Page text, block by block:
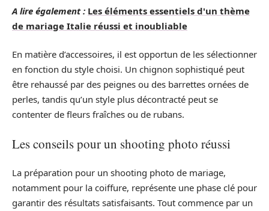
A lire également : Les éléments essentiels d'un thème
de mariage Italie réussi et inoubliable
En matière d’accessoires, il est opportun de les sélectionner
en fonction du style choisi. Un chignon sophistiqué peut
être rehaussé par des peignes ou des barrettes ornées de
perles, tandis qu’un style plus décontracté peut se
contenter de fleurs fraîches ou de rubans.
Les conseils pour un shooting photo réussi
La préparation pour un shooting photo de mariage,
notamment pour la coiffure, représente une phase clé pour
garantir des résultats satisfaisants. Tout commence par un